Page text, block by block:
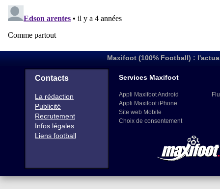
Maxifoot (100% Football) :
Contacts
La rédaction
Publicité
Recrutement
Infos légales
Liens football
Services Maxifoot
Appli Maxifoot Android
Appli Maxifoot iPhone
Site web Mobile
Choix de consentement